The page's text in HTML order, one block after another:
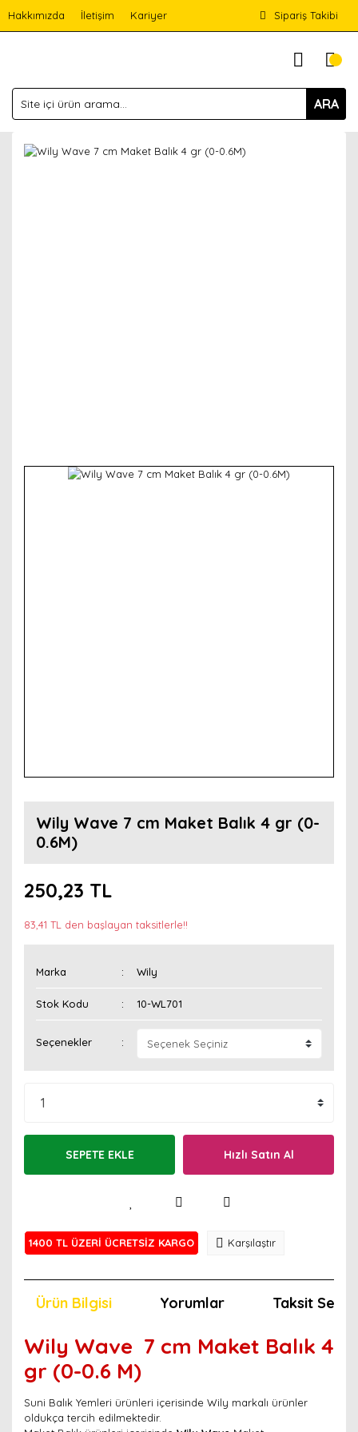
Hakkımızda İletişim Kariyer Sipariş Takibi
ARA
Wily Wave 7 cm Maket Balık 4 gr (0-
0.6M)
250,23 TL
83,41 TL den başlayan taksitlerle!!
Marka Wily
Stok Kodu 10-WL701
Seçenekler
SEPETE EKLE Hızlı Satın Al
1400 TL ÜZERİ ÜCRETSİZ KARGO Karşılaştır
Ürün Bilgisi Yorumlar Taksit
Wily Wave 7 cm Maket Balık 4
gr (0-0.6 M)
Suni Balık Yemleri ürünleri içerisinde Wily markalı ürünler
oldukça tercih edilmektedir.